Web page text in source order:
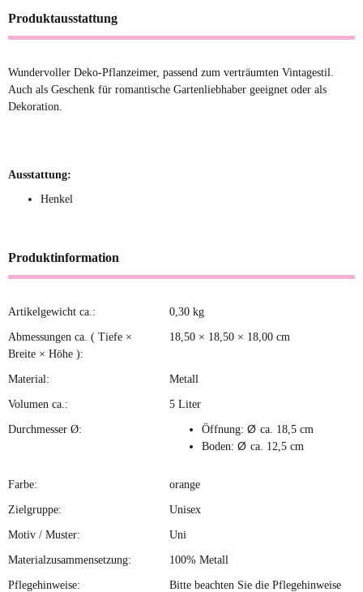
Produktausstattung
Wundervoller Deko-Pflanzeimer, passend zum verträumten Vintagestil.
Auch als Geschenk für romantische Gartenliebhaber geeignet oder als
Dekoration.
Ausstattung:
Henkel
Produktinformation
Produkteigenschaft
Wert
Artikelgewicht ca.: 0,30 kg
Abmessungen ca. ( Tiefe ×
Breite × Höhe ):
18,50 × 18,50 × 18,00 cm
Material: Metall
Volumen ca.: 5 Liter
Durchmesser Ø: Öffnung: Ø ca. 18,5 cm
Boden: Ø ca. 12,5 cm
Farbe: orange
Zielgruppe: Unisex
Motiv / Muster: Uni
Materialzusammensetzung: 100% Metall
Pflegehinweise:
Bitte beachten Sie die Pflegehinweise